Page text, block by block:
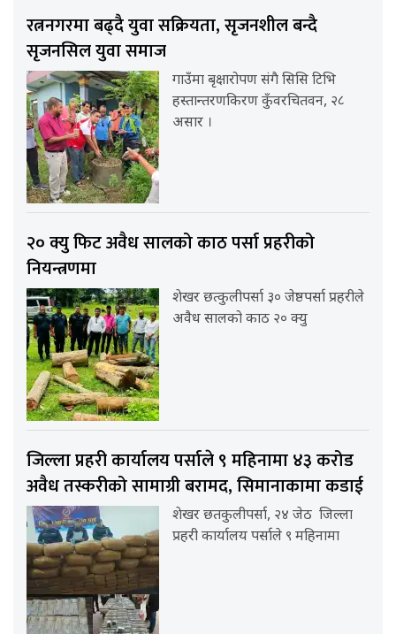
रत्ननगरमा बढ्दै युवा सक्रियता, सृजनशील बन्दै
सृजनसिल युवा समाज
गाउँमा बृक्षारोपण संगै सिसि टिभि
हस्तान्तरणकिरण कुँवरचितवन, २८
असार ।
२० क्यु फिट अवैध सालको काठ पर्सा प्रहरीको
नियन्त्रणमा
शेखर छत्कुलीपर्सा ३० जेष्ठपर्सा प्रहरीले
अवैध सालको काठ २० क्यु
जिल्ला प्रहरी कार्यालय पर्साले ९ महिनामा ४३ करोड
अवैध तस्करीको सामाग्री बरामद, सिमानाकामा कडाई
शेखर छतकुलीपर्सा, २४ जेठ जिल्ला
प्रहरी कार्यालय पर्साले ९ महिनामा